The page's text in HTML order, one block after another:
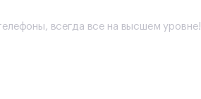
всегда все на высшем уровне!